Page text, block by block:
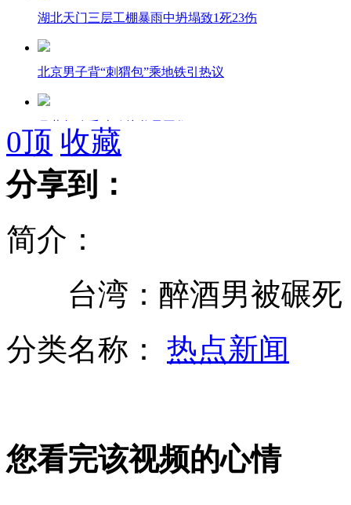
湖北天门三层工棚暴雨中坍塌致1死23伤
北京男子背“刺猬包”乘地铁引热议
月薪超八千才敢接父母同住
万人参演少林武术节
男子加班突发脑溢血身亡 不算工伤
醉酒男被碾死 多车经过无人救助
山西运城恶犬咬伤多人 警民合力深夜将其击毙
无痛分娩是否安全 医生回应
0顶 收藏
分享到：
简介：
台湾：醉酒男被碾死
分类名称： 热点新闻
您看完该视频的心情